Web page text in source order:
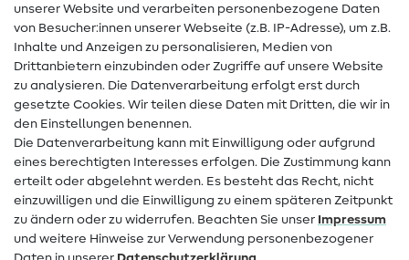
Hilfe & Kontakt
Kontakt
Infos zum Betreiberwechsel
FAQ
Widerrufsrecht
Beliebt
Stoffe
unserer Website und verarbeiten personenbezogene Daten
von Besucher:innen unserer Webseite (z.B. IP-Adresse), um z.B.
Inhalte und Anzeigen zu personalisieren, Medien von
Drittanbietern einzubinden oder Zugriffe auf unsere Website
zu analysieren. Die Datenverarbeitung erfolgt erst durch
gesetzte Cookies. Wir teilen diese Daten mit Dritten, die wir in
den Einstellungen benennen.
Die Datenverarbeitung kann mit Einwilligung oder aufgrund
eines berechtigten Interesses erfolgen. Die Zustimmung kann
erteilt oder abgelehnt werden. Es besteht das Recht, nicht
einzuwilligen und die Einwilligung zu einem späteren Zeitpunkt
zu ändern oder zu widerrufen. Beachten Sie unser Impressum
und weitere Hinweise zur Verwendung personenbezogener